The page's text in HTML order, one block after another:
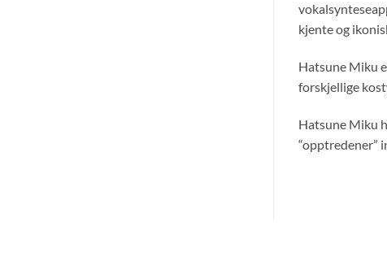
kjente og
Hatsune Miku
forskjellige
Hatsune Miku
“opptredener”